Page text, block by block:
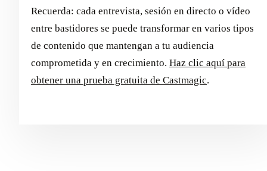
Recuerda: cada entrevista, sesión en directo o vídeo
entre bastidores se puede transformar en varios tipos
de contenido que mantengan a tu audiencia
comprometida y en crecimiento. Haz clic aquí para
obtener una prueba gratuita de Castmagic.